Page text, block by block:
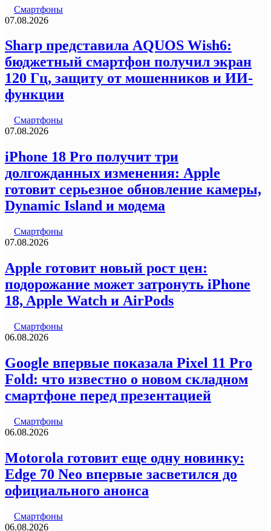
Смартфоны
07.08.2026
Sharp представила AQUOS Wish6:
бюджетный смартфон получил экран
120 Гц, защиту от мошенников и ИИ-
функции
Смартфоны
07.08.2026
iPhone 18 Pro получит три
долгожданных изменения: Apple
готовит серьезное обновление камеры,
Dynamic Island и модема
Смартфоны
07.08.2026
Apple готовит новый рост цен:
подорожание может затронуть iPhone
18, Apple Watch и AirPods
Смартфоны
06.08.2026
Google впервые показала Pixel 11 Pro
Fold: что известно о новом складном
смартфоне перед презентацией
Смартфоны
06.08.2026
Motorola готовит еще одну новинку:
Edge 70 Neo впервые засветился до
официального анонса
Смартфоны
06.08.2026